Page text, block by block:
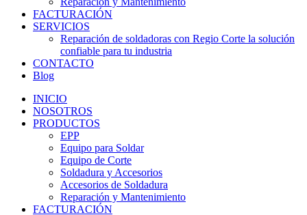
FACTURACIÓN
SERVICIOS
Reparación de soldadoras con Regio Corte la solución
confiable para tu industria
CONTACTO
Blog
INICIO
NOSOTROS
PRODUCTOS
EPP
Equipo para Soldar
Equipo de Corte
Soldadura y Accesorios
Accesorios de Soldadura
Reparación y Mantenimiento
FACTURACIÓN